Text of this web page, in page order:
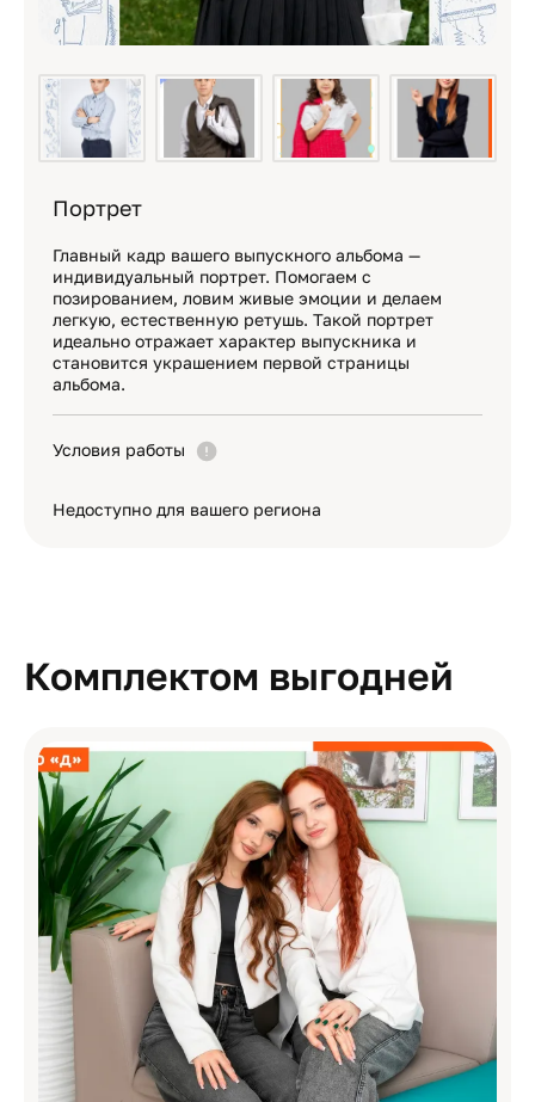
Портрет
Главный кадр вашего выпускного альбома —
индивидуальный портрет. Помогаем с
позированием, ловим живые эмоции и делаем
легкую, естественную ретушь. Такой портрет
идеально отражает характер выпускника и
становится украшением первой страницы
альбома.
Условия работы
Недоступно для вашего региона
Комплектом выгодней